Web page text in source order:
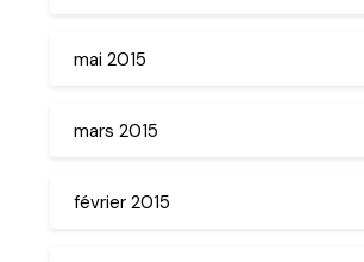
mai 2015
mars 2015
février 2015